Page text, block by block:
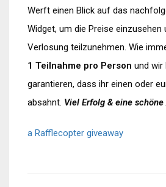
Werft einen Blick auf das
Widget, um die Preise einzusehen
Verlosung teilzunehmen. Wie
1 Teilnahme pro Person und wir
garantieren, dass ihr einen oder
absahnt. Viel Erfolg & eine
a Rafflecopter giveaway